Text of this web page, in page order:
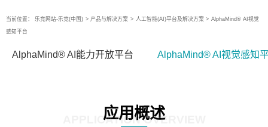
当前位置： 乐竞网站-乐竞(中国) > 产品与解决方案 > 人工智能(AI)平台及解决方案 > AlphaMind® AI视觉
感知平台
AlphaMind® AI能力开放平台 AlphaMind® AI视觉感知
应用概述
APPLICATION OVERVIEW